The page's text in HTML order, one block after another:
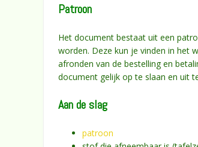
Patroon
Het document bestaat uit een
worden. Deze kun je vinden in het
afronden van de bestelling en
document gelijk op te slaan en uit
Aan de slag
patroon